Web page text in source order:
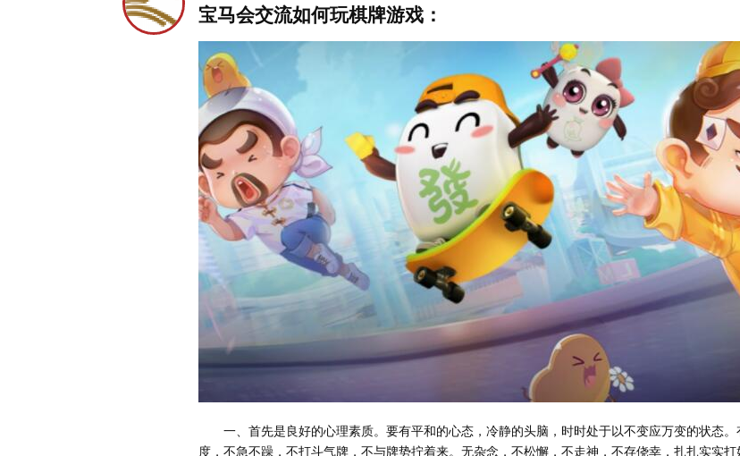
宝马会交流如何玩棋牌游戏：
一、首先是良好的心理素质。要有平和的心态，冷静的头脑，时时处于以不变应万变的状态。
度，不急不躁，不打斗气牌，不与牌势拧着来。无杂念，不松懈，不走神，不存侥幸，扎扎实实打